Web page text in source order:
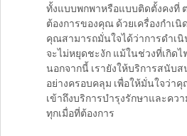
ทั้งแบบพกพาหรือแบบติดตั้งคงที่
ต้องการของคุณ ด้วยเครื่องกำเนิ
คุณสามารถมั่นใจได้ว่าการดำเ
จะไม่หยุดชะงัก แม้ในช่วงที่เกิด
นอกจากนี้ เรายังให้บริการสนับ
อย่างครอบคลุม เพื่อให้มั่นใจว่า
เข้าถึงบริการบำรุงรักษาและคว
ทุกเมื่อที่ต้องการ